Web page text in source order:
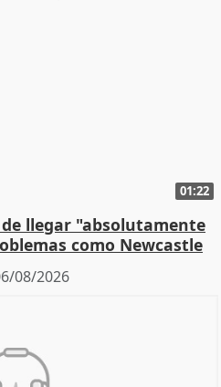
01:22
de llegar "absolutamente
como Newcastle
08/2026